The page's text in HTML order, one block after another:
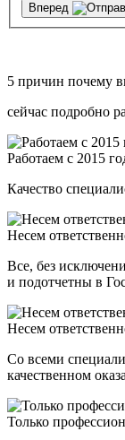
Вперед
5 причин почему
сейчас подробно
Работаем с 2015
Качество
Несем
Все, без
и подотчетны в
Несем
Со всеми
качественном
Только